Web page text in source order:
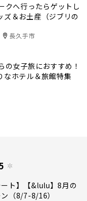
クへ行ったらゲットし
ズ＆お土産（ジブリの
長久手市
の女子旅におすすめ！
なホテル＆旅館特集
ート】【&lulu】8月の
（8/7-8/16）